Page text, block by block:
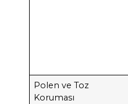
Polen ve Toz
Koruması